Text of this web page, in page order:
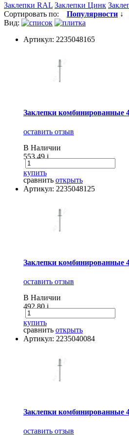
Заклепки RAL Заклепки Цинк
Сортировать по: Популярности ↓
Вид:
Артикул: 2235048165
Заклепки комбинированные
оставить отзыв
В Наличии
553.49i
купить
сравнить открыть
Артикул: 2235048125
Заклепки комбинированные
оставить отзыв
В Наличии
492.80i
купить
сравнить открыть
Артикул: 2235040084
Заклепки комбинированные
оставить отзыв